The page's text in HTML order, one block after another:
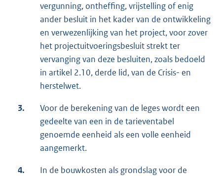
vergunning, ontheffing, vrijstelling of enig
ander besluit in het kader van de ontwikkeling
en verwezenlijking van het project, voor zover
het projectuitvoeringsbesluit strekt ter
vervanging van deze besluiten, zoals bedoeld
in artikel 2.10, derde lid, van de Crisis- en
herstelwet.
3.
Voor de berekening van de leges wordt een
gedeelte van een in de tarieventabel
genoemde eenheid als een volle eenheid
aangemerkt.
4.
In de bouwkosten als grondslag voor de